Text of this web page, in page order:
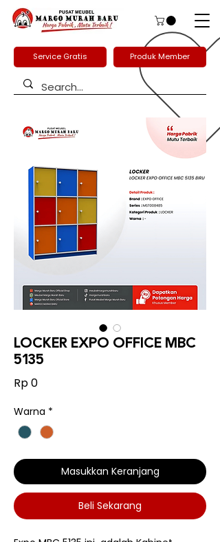
Service Gratis Produk Member
LOCKER EXPO OFFICE MBC
5135
Rp 0Harga
Warna *
Masukkan Keranjang
Beli Sekarang